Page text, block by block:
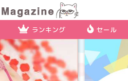
ランキング セール